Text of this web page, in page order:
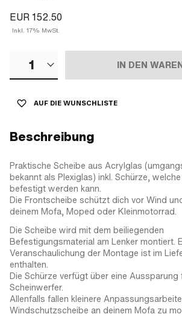
EUR 152.50
Inkl. 17% MwSt.
1 IN DEN
AUF DIE WUNSCHLISTE
Beschreibung
Praktische Scheibe aus Acrylglas
bekannt als Plexiglas) inkl. Schürze,
befestigt werden kann.
Die Frontscheibe schützt dich vor Wind
deinem Mofa, Moped oder Kleinmotorrad.
Die Scheibe wird mit dem beiliegenden
Befestigungsmaterial am Lenker montiert.
Veranschaulichung der Montage ist im
enthalten.
Die Schürze verfügt über eine Aussparung
Scheinwerfer.
Allenfalls fallen kleinere
Windschutzscheibe an deinem Mofa zu